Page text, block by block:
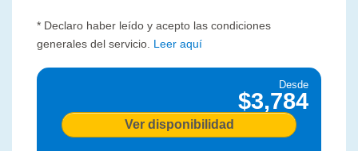
* Declaro haber leído y acepto las condiciones
generales del servicio. Leer aquí
Desde
$3,784
Ver disponibilidad